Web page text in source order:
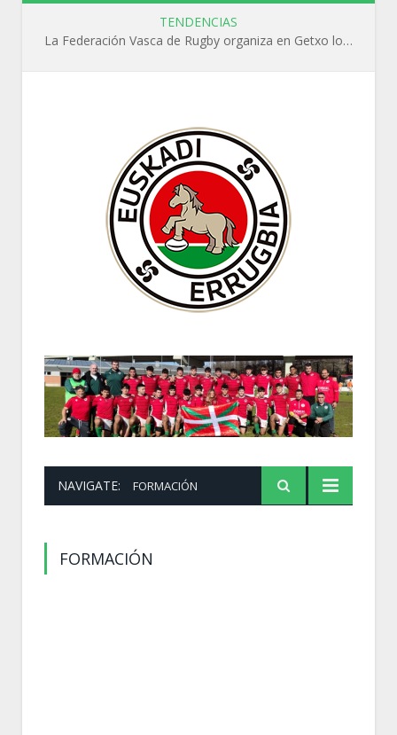
TENDENCIAS
La Federación Vasca de Rugby organiza en Getxo los cursos WR L1, WR L2 y N1 durante el mes de septiembre
NAVIGATE: FORMACIÓN
FORMACIÓN